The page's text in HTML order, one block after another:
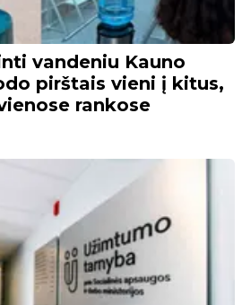
vandeniu Kauno
pirštais vieni į kitus,
rankose